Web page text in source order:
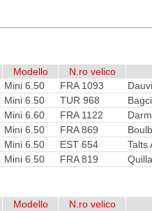
Modello
N.ro velico
Mini 6.50 FRA 1093
Mini 6.50 TUR 968
Mini 6.60 FRA 1122
Mini 6.50 FRA 869
Mini 6.50 EST 654
Talts
Mini 6.50 FRA 819
Modello
N.ro velico